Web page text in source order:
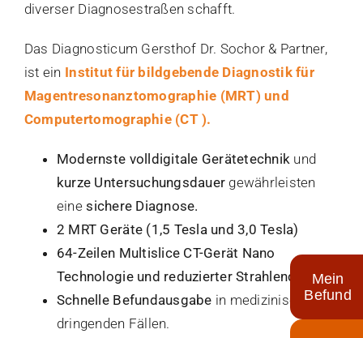
Mein
Befund
diverser Diagnosestraßen schafft.
Das Diagnosticum Gersthof Dr. Sochor & Partner,
ist ein Institut für bildgebende Diagnostik für
Magentresonanztomographie (MRT) und
Computertomographie (CT ).
Modernste volldigitale Gerätetechnik und
kurze Untersuchungsdauer gewährleisten
einesichere Diagnose.
2 MRT Geräte (1,5 Tesla und 3,0 Tesla)
64-Zeilen Multislice CT-Gerät Nano
Technologie und reduzierter Strahlendosis
Schnelle Befundausgabe in medizinisch
dringenden Fällen.